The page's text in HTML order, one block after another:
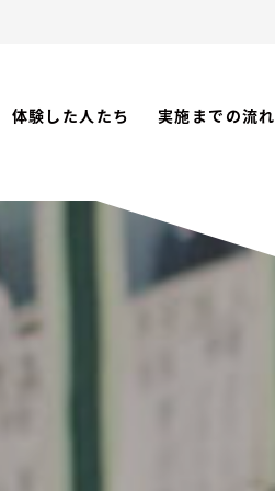
体験した人たち 実施までの流れ